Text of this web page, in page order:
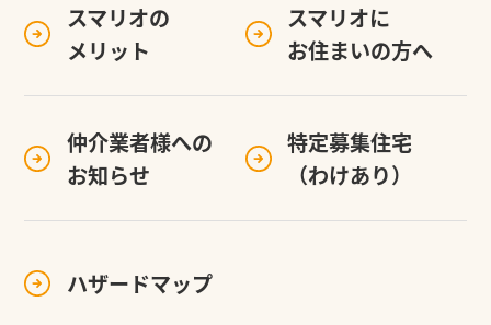
スマリオの
メリット
スマリオに
お住まいの方へ
仲介業者様への
お知らせ
特定募集住宅
（わけあり）
ハザードマップ